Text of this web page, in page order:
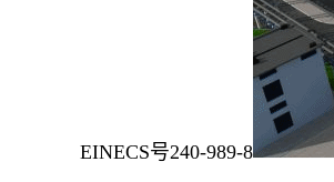
EINECS号240-989-8